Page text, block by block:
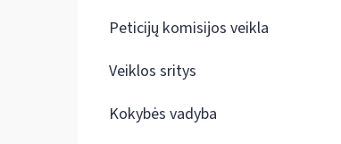
Peticijų komisijos veikla
Veiklos sritys
Kokybės vadyba